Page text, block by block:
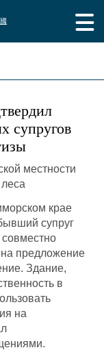
супругов
крае
супруг
совместно
предложение
Здание,
в
на